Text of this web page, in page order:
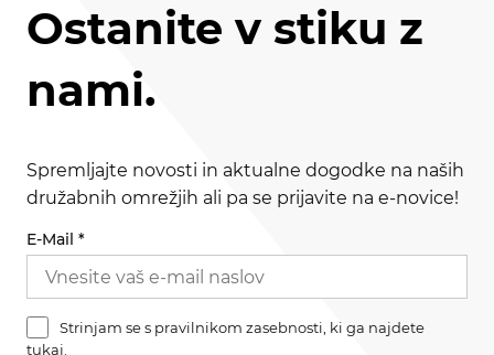
Ostanite v stiku z
nami.
Spremljajte novosti in aktualne dogodke na naših
družabnih omrežjih ali pa se prijavite na e-novice!
E-Mail *
Strinjam se s pravilnikom zasebnosti, ki ga najdete
tukaj.